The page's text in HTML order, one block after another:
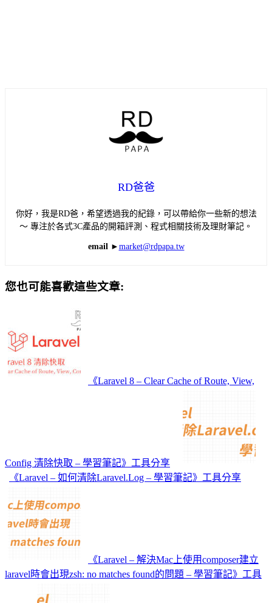
RD爸爸
你好，我是RD爸，希望透過我的紀錄，可以帶給你一些新的想法
～ 專注於各式3C產品的開箱評測、程式相關技術及理財筆記。
email ► market@rdpapa.tw
您也可能喜歡這些文章:
《Laravel 8 – Clear Cache of Route, View,
Config 清除快取 – 學習筆記》工具分享
《Laravel – 如何清除Laravel.Log – 學習筆記》工具分享
《Laravel – 解決Mac上使用composer建立
laravel時會出現zsh: no matches found的問題 – 學習筆記》工具